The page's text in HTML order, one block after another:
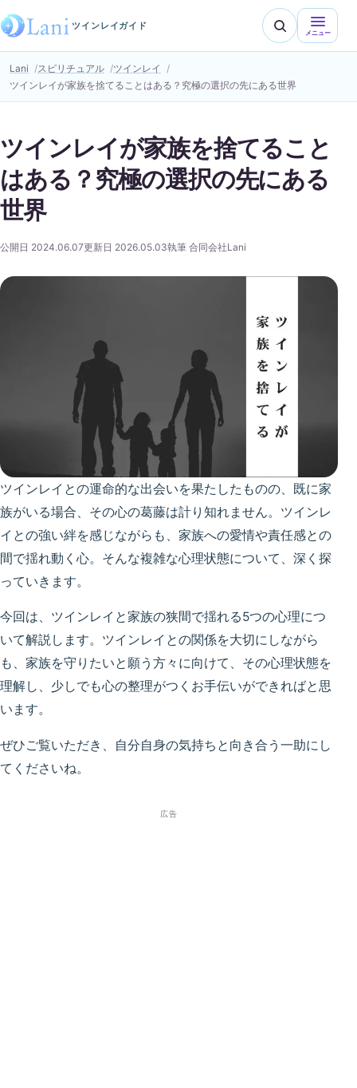
ツインレイガイド
メニュー
Lani スピリチュアル
ツインレイ
ツインレイが家族を捨てることはある？究極の選択の先にある世界
ツインレイが家族を捨てること
はある？究極の選択の先にある
世界
公開日 2024.06.07更新日 2026.05.03執筆 合同会社Lani
ツインレイとの運命的な出会いを果たしたものの、既に家
族がいる場合、その心の葛藤は計り知れません。ツインレ
イとの強い絆を感じながらも、家族への愛情や責任感との
間で揺れ動く心。そんな複雑な心理状態について、深く探
っていきます。
今回は、ツインレイと家族の狭間で揺れる5つの心理につ
いて解説します。ツインレイとの関係を大切にしながら
も、家族を守りたいと願う方々に向けて、その心理状態を
理解し、少しでも心の整理がつくお手伝いができればと思
います。
ぜひご覧いただき、自分自身の気持ちと向き合う一助にし
てくださいね。
広告